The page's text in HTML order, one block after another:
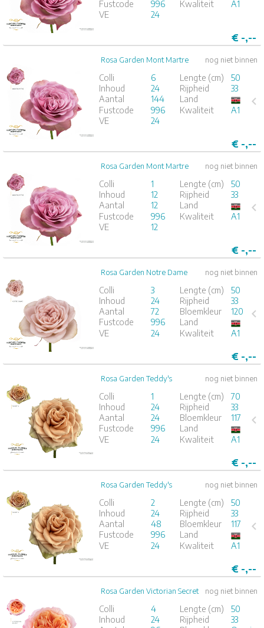
Fustcode
996 Kwaliteit
A1
VE
24
€ -,--
1 4
nog niet binnen
Rosa Garden Mont Martre
Colli 6 Lengte (cm)
50
Inhoud
24 Rijpheid
33
Aantal
144
Land
Fustcode
996 Kwaliteit
A1
VE
24
€ -,--
Rosa Garden Mont Martre
24
1 4
nog niet binnen
Rosa Garden Mont Martre
Colli 1 Lengte (cm)
50
Inhoud
12 Rijpheid
33
Aantal
12
Land
Fustcode
996 Kwaliteit
A1
VE
12
€ -,--
Rosa Garden Mont Martre
12
1 4
nog niet binnen
Rosa Garden Notre Dame
Colli 3 Lengte (cm)
50
Inhoud
24 Rijpheid
33
Aantal
72 Bloemkleur
120
Fustcode
996
Land
VE
24 Kwaliteit A1
€ -,--
Rosa Garden Notre Dame
24
1 4 5
nog niet binnen
Rosa Garden Teddy's
Colli 1 Lengte (cm)
70
Inhoud
24 Rijpheid
33
Aantal
24 Bloemkleur
117
Fustcode
996
Land
VE
24 Kwaliteit A1
€ -,--
Rosa Garden Teddy's
24
1 2 4 5
nog niet binnen
Rosa Garden Teddy's
Colli 2 Lengte (cm)
50
Inhoud
24 Rijpheid
33
Aantal
48 Bloemkleur
117
Fustcode
996
Land
VE
24 Kwaliteit A1
€ -,--
Rosa Garden Teddy's
24
1 2 4 5
nog niet binnen
Rosa Garden Victorian Secret
Colli 4 Lengte (cm)
50
Inhoud
24 Rijpheid
33
Rosa Garden Victorian Secret
24